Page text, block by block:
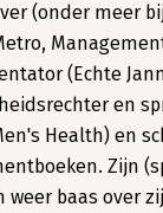
(onder meer
(Echte
en
Health) en
Zijn
weer baas over